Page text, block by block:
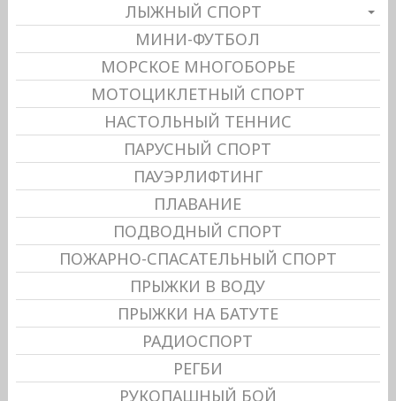
ЛЫЖНЫЙ СПОРТ
МИНИ-ФУТБОЛ
МОРСКОЕ МНОГОБОРЬЕ
МОТОЦИКЛЕТНЫЙ СПОРТ
НАСТОЛЬНЫЙ ТЕННИС
ПАРУСНЫЙ СПОРТ
ПАУЭРЛИФТИНГ
ПЛАВАНИЕ
ПОДВОДНЫЙ СПОРТ
ПОЖАРНО-СПАСАТЕЛЬНЫЙ СПОРТ
ПРЫЖКИ В ВОДУ
ПРЫЖКИ НА БАТУТЕ
РАДИОСПОРТ
РЕГБИ
РУКОПАШНЫЙ БОЙ